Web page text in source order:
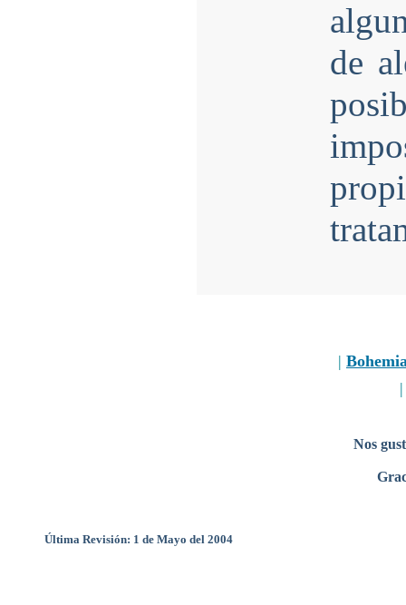
de
|
Nos
Última Revisión: 1 de Mayo del 2004